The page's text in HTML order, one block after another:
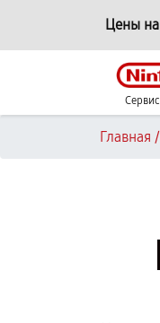
Цены
Главная /